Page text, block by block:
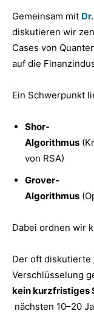
Gemeinsam mit
diskutieren wir
Cases von
auf die
Ein Schwerpunkt
Shor-
Algorithmus
von RSA)
Grover-
Algorithmus
Dabei ordnen wir
Der oft diskutierte
Verschlüsselung
kein kurzfristiges
nächsten 10–20